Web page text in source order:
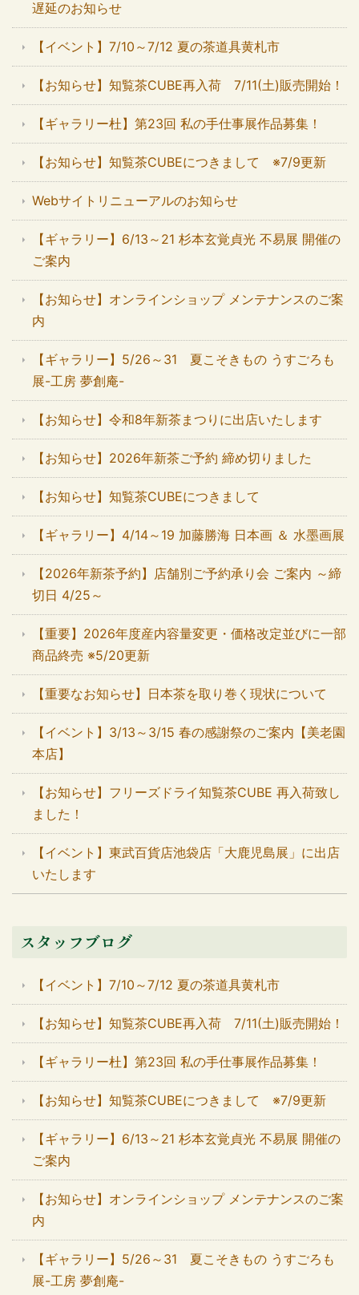
遅延のお知らせ
【イベント】7/10～7/12 夏の茶道具黄札市
【お知らせ】知覧茶CUBE再入荷 7/11(土)販売開始！
【ギャラリー杜】第23回 私の手仕事展作品募集！
【お知らせ】知覧茶CUBEにつきまして ※7/9更新
Webサイトリニューアルのお知らせ
【ギャラリー】6/13～21 杉本玄覚貞光 不易展 開催の
ご案内
【お知らせ】オンラインショップ メンテナンスのご案
内
【ギャラリー】5/26～31 夏こそきもの うすごろも
展-工房 夢創庵-
【お知らせ】令和8年新茶まつりに出店いたします
【お知らせ】2026年新茶ご予約 締め切りました
【お知らせ】知覧茶CUBEにつきまして
【ギャラリー】4/14～19 加藤勝海 日本画 ＆ 水墨画展
【2026年新茶予約】店舗別ご予約承り会 ご案内 ～締
切日 4/25～
【重要】2026年度産内容量変更・価格改定並びに一部
商品終売 ※5/20更新
【重要なお知らせ】日本茶を取り巻く現状について
【イベント】3/13～3/15 春の感謝祭のご案内【美老園
本店】
【お知らせ】フリーズドライ知覧茶CUBE 再入荷致し
ました！
【イベント】東武百貨店池袋店「大鹿児島展」に出店
いたします
スタッフブログ
【イベント】7/10～7/12 夏の茶道具黄札市
【お知らせ】知覧茶CUBE再入荷 7/11(土)販売開始！
【ギャラリー杜】第23回 私の手仕事展作品募集！
【お知らせ】知覧茶CUBEにつきまして ※7/9更新
【ギャラリー】6/13～21 杉本玄覚貞光 不易展 開催の
ご案内
【お知らせ】オンラインショップ メンテナンスのご案
内
【ギャラリー】5/26～31 夏こそきもの うすごろも
展-工房 夢創庵-